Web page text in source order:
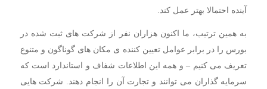
آینده احتمالا بهتر عمل کند.
به همین ترتیب، ما اکنون هزاران نفر از شرکت های ثبت شده در
بورس را در برابر عوامل تعیین کننده ی مکان های گوناگون و متنوع
تعریف می کنیم – و همه این اطلاعات شفاف و استاندارد است که
سرمایه گذاران می توانند و تجارت آن را انجام دهند. شرکت هایی